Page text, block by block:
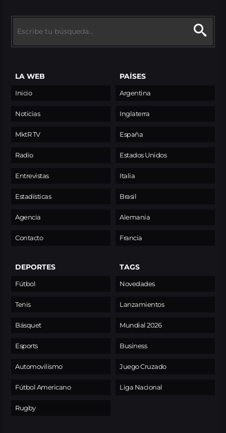
LA WEB
Inicio
Noticias
MktR TV
Radio
Entrevistas
Estadísticas
Agencia
Contacto
PAÍSES
Argentina
Inglaterra
España
Estados Unidos
Italia
Brasil
Alemania
Francia
DEPORTES
Fútbol
Tenis
Básquet
Esports
Automovilismo
Fútbol Americano
Rugby
TAGS
Novedades
Lanzamientos
Mundial 2026
Business
Juego Cruzado
Liga Nacional